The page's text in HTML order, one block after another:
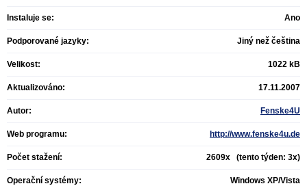
Instaluje se: Ano
Podporované jazyky: Jiný než čeština
Velikost: 1022 kB
Aktualizováno: 17.11.2007
Autor: Fenske4U
Web programu: http://www.fenske4u.de
Počet stažení: 2609x (tento týden: 3x)
Operační systémy: Windows XP/Vista